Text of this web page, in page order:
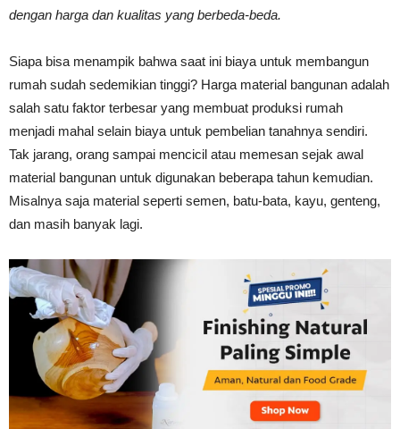
dengan harga dan kualitas yang berbeda-beda.
Siapa bisa menampik bahwa saat ini biaya untuk membangun
rumah sudah sedemikian tinggi? Harga material bangunan adalah
salah satu faktor terbesar yang membuat produksi rumah
menjadi mahal selain biaya untuk pembelian tanahnya sendiri.
Tak jarang, orang sampai mencicil atau memesan sejak awal
material bangunan untuk digunakan beberapa tahun kemudian.
Misalnya saja material seperti semen, batu-bata, kayu, genteng,
dan masih banyak lagi.